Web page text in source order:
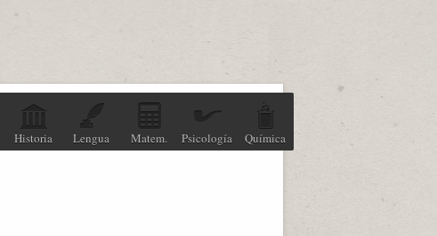
Historia Lengua Matem. Psicología Química